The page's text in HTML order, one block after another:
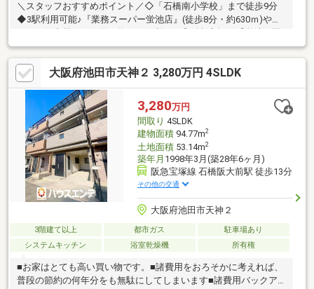
＼スタッフおすすめポイント／◇「石橋南小学校」まで徒歩9分
◆3駅利用可能♪『業務スーパー蛍池店』(徒歩8分・約630ｍ)やが
まで徒歩約13分と大阪市内へもアクセスしやすく日々の通勤や通
学にも便利な立地◎■リフォームのご相談も弊社で承ります！
水回り交換や和室⇒洋室への変更など、お客様のご要望やご予算
に応じて ぴったりなリフォームプランを経験豊富なリフォーム
専門スタッフがご提案させていただきます。□空き家につき、お
客様のお好きなお日にち・お時間帯にご内覧いただけます。 土
日祝日はもちろん、平日のお仕事帰りでも可能♪
大阪府池田市天神２ 3,280万円 4SLDK
3,280万円
間取り 4SLDK
建物面積94.77m2
土地面積53.14m2
築年月 1998年3月(築28年6ヶ月)
阪急宝塚線 石橋阪大前駅 徒歩13分
その他の交通
大阪府池田市天神２
3階建て以上 都市ガス
駐車場あり
システムキッチン
浴室乾燥機 所有権
■お家はとても高い買い物です。■諸費用をおろそかに考えれば、
普段の節約の何年分をも無駄にしてしまいます■諸費用バックア